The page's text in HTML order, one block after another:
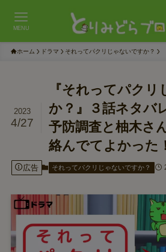
MENU
ホーム ドラマ それってパクリじゃないですか？
『それってパク
か？』３話ネタバ
予防調査と柚木さ
絡んでてよかった
2023
4/27
広告 それってパクリじゃないですか？